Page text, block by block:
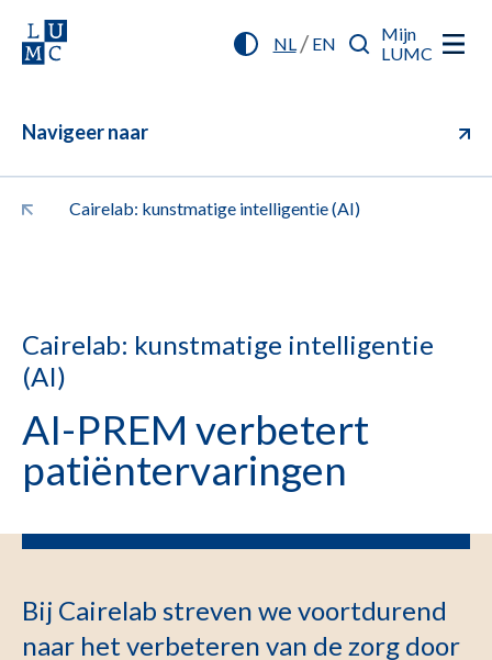
NL/ EN
Mijn
LUMC
Navigeer naar
Cairelab: kunstmatige intelligentie (AI)
Cairelab: kunstmatige intelligentie
(AI)
AI-PREM verbetert
patiëntervaringen
Bij Cairelab streven we voortdurend
naar het verbeteren van de zorg door